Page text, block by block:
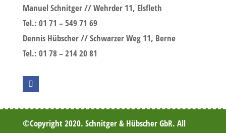
Manuel Schnitger//Wehrder 11, Elsfleth
Tel.: 01 71 – 549 71 69
Dennis Hübscher// Schwarzer Weg 11, Berne
Tel.: 01 78 – 214 20 81
©Copyright 2020. Schnitger & Hübscher GbR. All